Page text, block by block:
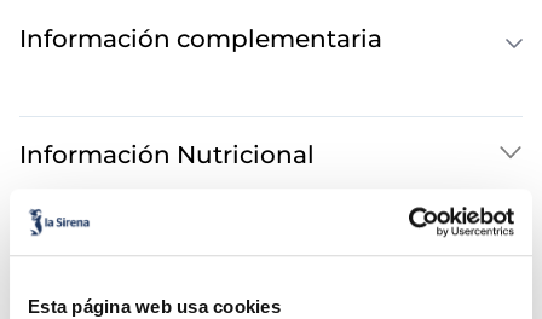
Esta página web usa cookies
Información complementaria
Información Nutricional
También te puede interesar...